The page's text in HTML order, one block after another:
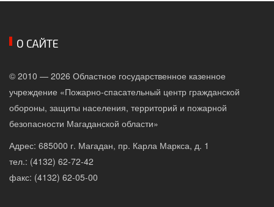
О САЙТЕ
© 2010 — 2026 Областное государственное казенное
учреждение «Пожарно-спасательный центр гражданской
обороны, защиты населения, территорий и пожарной
безопасности Магаданской области»
Адрес: 685000 г. Магадан, пр. Карла Маркса, д. 1
тел.: (4132) 62-72-42
факс: (4132) 62-05-00